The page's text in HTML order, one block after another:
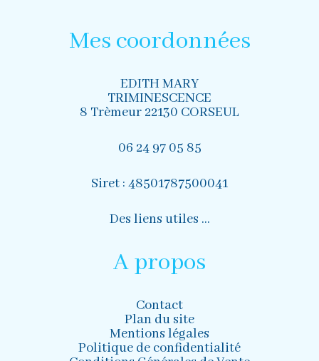
Mes coordonnées
EDITH MARY
TRIMINESCENCE
8 Trèmeur 22130 CORSEUL
06 24 97 05 85
Siret : 48501787500041
Des liens utiles …
A propos
Contact
Plan du site
Mentions légales
Politique de confidentialité